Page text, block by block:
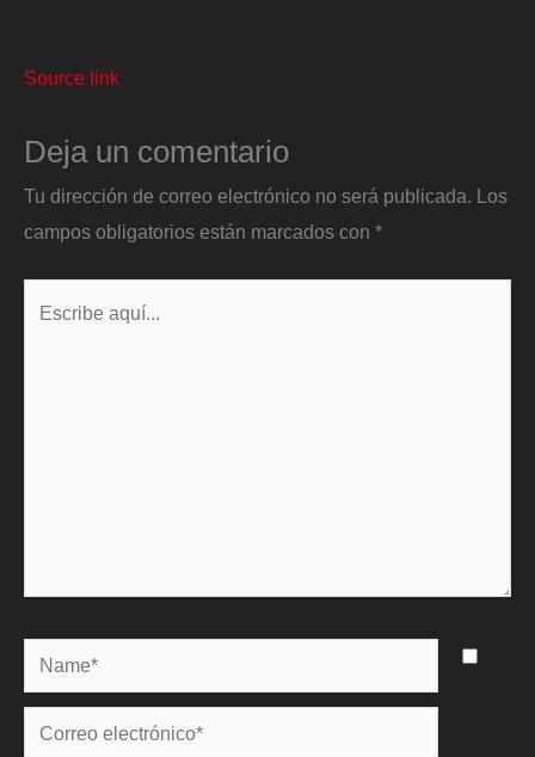
Source link
Deja un comentario
Tu dirección de correo electrónico no será publicada. Los
campos obligatorios están marcados con *
Name*
Correo